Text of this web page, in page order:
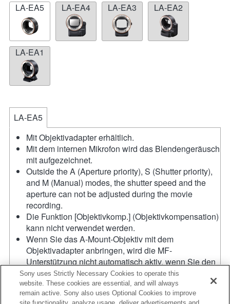
LA-EA5 LA-EA4 LA-EA3 LA-EA2
LA-EA1
LA-EA5
Mit Objektivadapter erhältlich.
Mit dem internen Mikrofon wird das Blendengeräusch
mit aufgezeichnet.
Outside the A (Aperture priority), S (Shutter priority),
and M (Manual) modes, the shutter speed and the
aperture can not be adjusted during the movie
recording.
Die Funktion [Objektivkomp.] (Objektivkompensation)
kann nicht verwendet werden.
Wenn Sie das A-Mount-Objektiv mit dem
Objektivadapter anbringen, wird die MF-
Unterstützung nicht automatisch aktiv, wenn Sie den
Fokussierring drehen. Sie können das Bild
vergrößern, indem Sie die Funktion
"Fokusvergrößerung" oder "MF-Unterstützung" in
Sony uses Strictly Necessary Cookies to operate this
website. These cookies are essential, and will always
remain active. Sony also uses Optional Cookies to improve